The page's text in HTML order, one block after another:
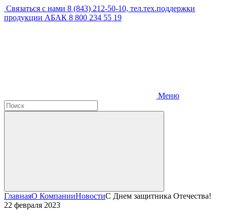
Связаться с нами 8 (843) 212-50-10, тел.тех.поддержки
продукции АБАК 8 800 234 55 19
Меню
ГлавнаяО КомпанииНовостиС Днем защитника Отечества!
22 февраля 2023